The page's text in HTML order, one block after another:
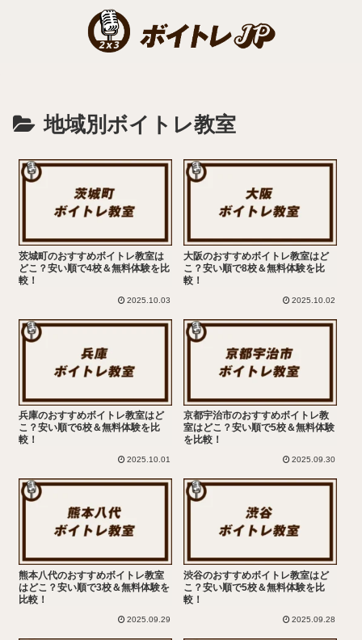
地域別ボイトレ教室
茨城町のおすすめボイトレ教室は
どこ？安い順で4校＆無料体験を比
較！
2025.10.03
大阪のおすすめボイトレ教室はど
こ？安い順で8校＆無料体験を比
較！
2025.10.02
兵庫のおすすめボイトレ教室はど
こ？安い順で6校＆無料体験を比
較！
2025.10.01
京都宇治市のおすすめボイトレ教
室はどこ？安い順で5校＆無料体験
を比較！
2025.09.30
熊本八代のおすすめボイトレ教室
はどこ？安い順で3校＆無料体験を
比較！
2025.09.29
渋谷のおすすめボイトレ教室はど
こ？安い順で5校＆無料体験を比
較！
2025.09.28